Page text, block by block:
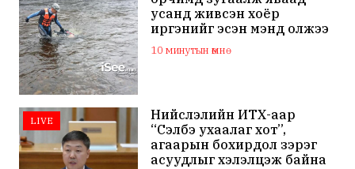
усанд живсэн хоёр
иргэнийг эсэн мэнд олжээ
10 минутын өмнө
LIVE
Нийслэлийн ИТХ-аар
“Сэлбэ ухаалаг хот”,
агаарын бохирдол зэрэг
асуудлыг хэлэлцэж байна